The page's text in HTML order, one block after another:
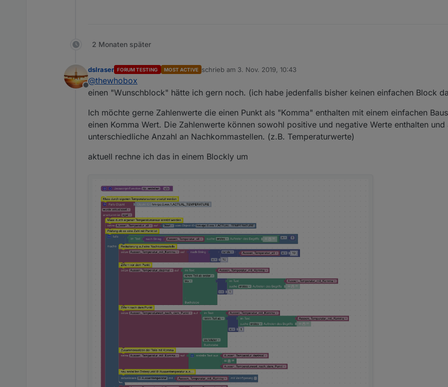
2 Monaten später
Offline
dslraser FORUM TESTING MOST ACTIVE schrieb am 3. Nov. 2019, 10:43
zuletzt editiert von
@thewhobox
einen "Wunschblock" hätte ich gern noch. (ich habe jedenfalls bisher keinen einfachen Block
Ich möchte gerne Zahlenwerte die einen Punkt als "Komma" enthalten mit einem einfachen
einen Komma Wert. Die Zahlenwerte können sowohl positive und negative Werte enthalten und
unterschiedliche Anzahl an Nachkommastellen. (z.B. Temperaturwerte)
aktuell rechne ich das in einem Blockly um